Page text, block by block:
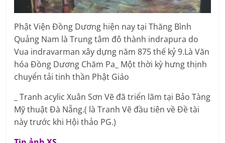
Phật Viện Đồng Dương hiện nay tại Thăng Bình
Quảng Nam là Trung tâm đô thành indrapura do
Vua indravarman xây dựng năm 875 thế kỷ 9.Là Văn
hóa Đồng Dương Chăm Pa_ Một thời kỳ hưng thịnh
chuyển tải tinh thần Phật Giáo
_ Tranh acylic Xuân Sơn Vẽ đã triển lãm tại Bảo Tàng
Mỹ thuật Đà Nẵng.( là Tranh Vẽ đầu tiên về Đề tài
này trước khi Hội thảo PG.)